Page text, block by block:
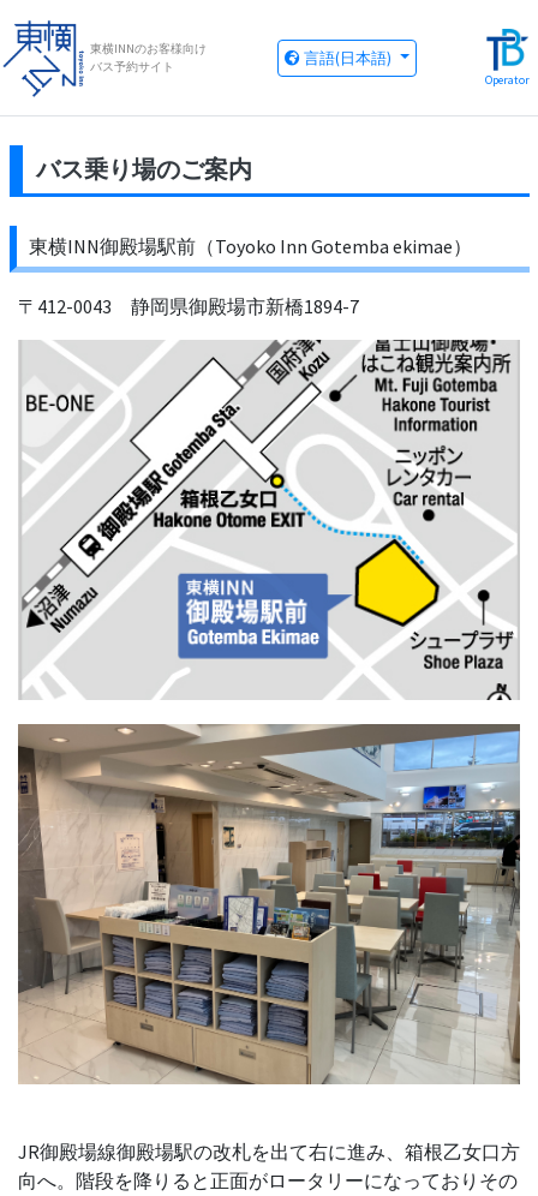
東横INNのお客様向け
バス予約サイト
言語(日本語)
Operator
バス乗り場のご案内
東横INN御殿場駅前（Toyoko Inn Gotemba ekimae）
〒412-0043 静岡県御殿場市新橋1894-7
JR御殿場線御殿場駅の改札を出て右に進み、箱根乙女口方
向へ。階段を降りると正面がロータリーになっておりその